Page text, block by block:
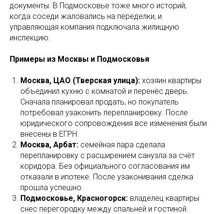
документы. В Подмосковье тоже много историй,
когда соседи жаловались на переделки, и
управляющая компания подключала жилищную
инспекцию.
Примеры из Москвы и Подмосковья
Москва, ЦАО (Тверская улица): хозяин квартиры
объединил кухню с комнатой и перенёс дверь.
Сначала планировал продать, но покупатель
потребовал узаконить перепланировку. После
юридического сопровождения все изменения были
внесены в ЕГРН.
Москва, Арбат: семейная пара сделала
перепланировку с расширением санузла за счёт
коридора. Без официального согласования им
отказали в ипотеке. После узаконивания сделка
прошла успешно.
Подмосковье, Красногорск: владелец квартиры
снес перегородку между спальней и гостиной.